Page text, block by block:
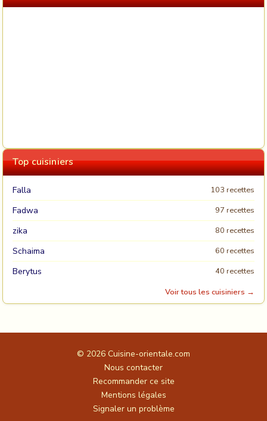
Top cuisiniers
Falla 103 recettes
Fadwa 97 recettes
zika 80 recettes
Schaima 60 recettes
Berytus
40 recettes
Voir tous les cuisiniers →
© 2026 Cuisine-orientale.com
Nous contacter
Recommander ce site
Mentions légales
Signaler un problème